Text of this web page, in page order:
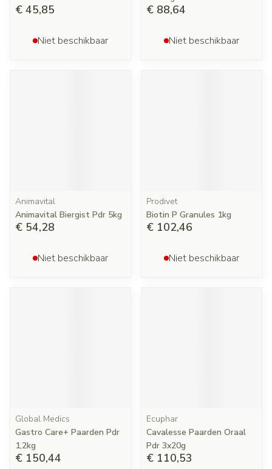
€ 45,85
Niet beschikbaar
€ 88,64
Niet beschikbaar
Animavital
Animavital Biergist Pdr 5kg
€ 54,28
Niet beschikbaar
Prodivet
Biotin P Granules 1kg
€ 102,46
Niet beschikbaar
Global Medics
Gastro Care+ Paarden Pdr
1,2kg
€ 150,44
Ecuphar
Cavalesse Paarden Oraal
Pdr 3x20g
€ 110,53